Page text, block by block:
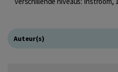
Auteur(s)